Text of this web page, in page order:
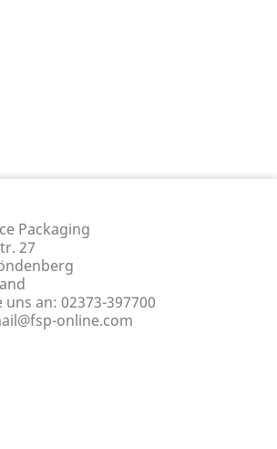
Packaging
27
uns an: 02373-397700
online.com